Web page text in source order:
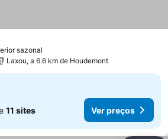
sazonal
Laxou, a 6.6 km de Houdemont
11 sites Ver preços